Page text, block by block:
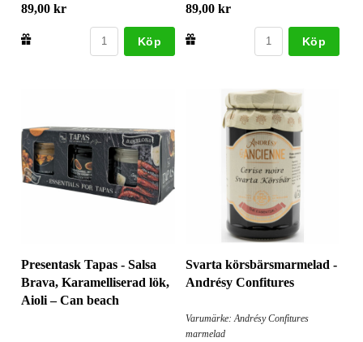
89,00 kr
Köp
89,00 kr
Köp
Presentask Tapas - Salsa
Brava, Karamelliserad lök,
Aioli – Can beach
Svarta körsbärsmarmelad -
Andrésy Confitures
Varumärke: Andrésy Confitures
marmelad